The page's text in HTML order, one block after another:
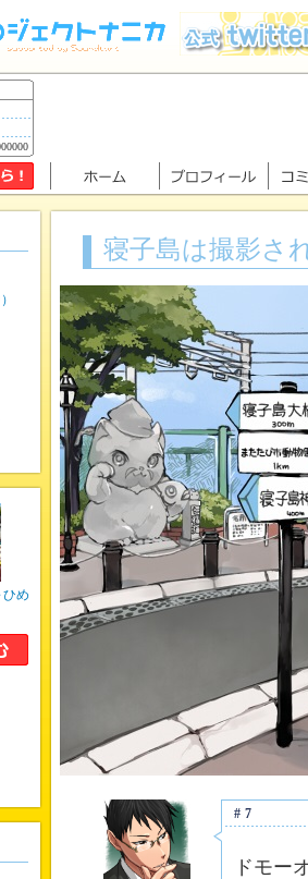
寝子島は撮影さ
#7
ドモー
め